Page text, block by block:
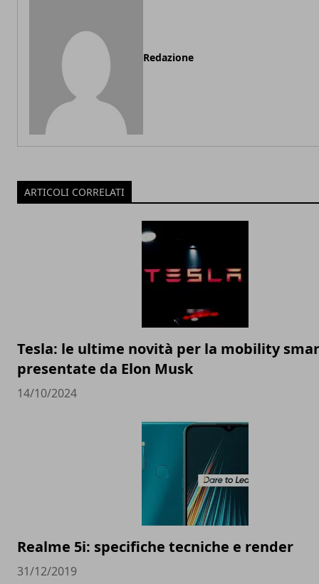
Redazione
ARTICOLI CORRELATI
Tesla: le ultime novità per la mobility
presentate da Elon Musk
14/10/2024
Realme 5i: specifiche tecniche e render
31/12/2019